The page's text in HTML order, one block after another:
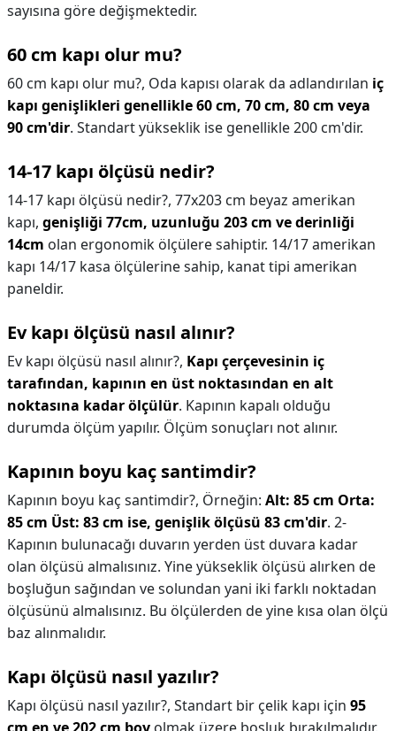
sayısına göre değişmektedir.
60 cm kapı olur mu?
60 cm kapı olur mu?, Oda kapısı olarak da adlandırılan iç
kapı genişlikleri genellikle 60 cm, 70 cm, 80 cm veya
90 cm'dir. Standart yükseklik ise genellikle 200 cm'dir.
14-17 kapı ölçüsü nedir?
14-17 kapı ölçüsü nedir?, 77x203 cm beyaz amerikan
kapı, genişliği 77cm, uzunluğu 203 cm ve derinliği
14cm olan ergonomik ölçülere sahiptir. 14/17 amerikan
kapı 14/17 kasa ölçülerine sahip, kanat tipi amerikan
paneldir.
Ev kapı ölçüsü nasıl alınır?
Ev kapı ölçüsü nasıl alınır?, Kapı çerçevesinin iç
tarafından, kapının en üst noktasından en alt
noktasına kadar ölçülür. Kapının kapalı olduğu
durumda ölçüm yapılır. Ölçüm sonuçları not alınır.
Kapının boyu kaç santimdir?
Kapının boyu kaç santimdir?, Örneğin: Alt: 85 cm Orta:
85 cm Üst: 83 cm ise, genişlik ölçüsü 83 cm'dir. 2-
Kapının bulunacağı duvarın yerden üst duvara kadar
olan ölçüsü almalısınız. Yine yükseklik ölçüsü alırken de
boşluğun sağından ve solundan yani iki farklı noktadan
ölçüsünü almalısınız. Bu ölçülerden de yine kısa olan ölçü
baz alınmalıdır.
Kapı ölçüsü nasıl yazılır?
Kapı ölçüsü nasıl yazılır?, Standart bir çelik kapı için 95